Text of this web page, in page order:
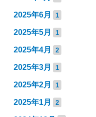
2025年6月 1
2025年5月 1
2025年4月 2
2025年3月 1
2025年2月 1
2025年1月 2